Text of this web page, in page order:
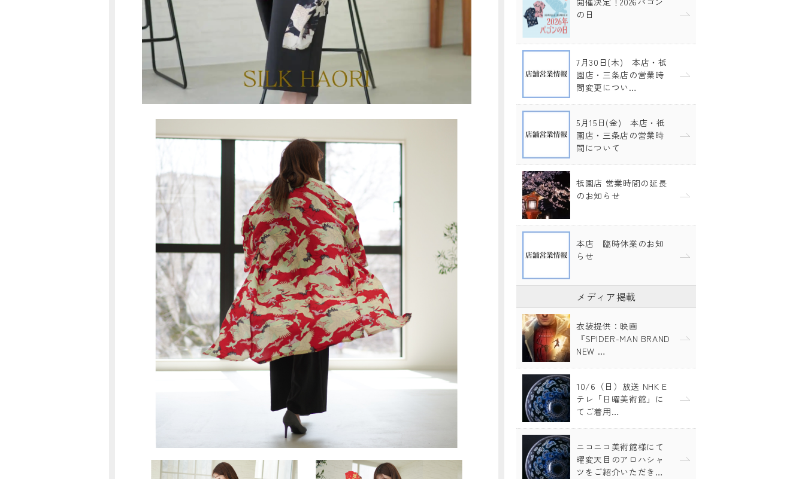
の日
7月30日(木) 本店・祇
園店・三条店の営業時
間変更につい…
5月15日(金) 本店・祇
園店・三条店の営業時
間について
祇園店 営業時間の延長
のお知らせ
本店 臨時休業のお知
らせ
メディア掲載
衣装提供：映画
『SPIDER-MAN BRAND
NEW …
10/6（日）放送 NHK E
テレ「日曜美術館」に
てご着用…
ニコニコ美術館様にて
曜変天目のアロハシャ
ツをご紹介いただき…